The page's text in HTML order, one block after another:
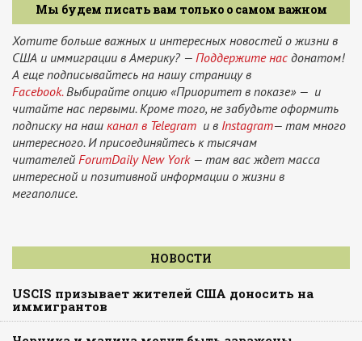
Мы будем писать вам только о самом важном
Хотите больше важных и интересных новостей о жизни в
США и иммиграции в Америку? — Поддержите нас донатом!
А еще подписывайтесь на нашу страницу в
Facebook.Выбирайте опцию «Приоритет в показе» — и
читайте нас первыми. Кроме того, не забудьте оформить
подписку на наш канал в Telegram и в Instagram— там много
интересного. И присоединяйтесь к тысячам
читателей ForumDaily New York— там вас ждет масса
интересной и позитивной информации о жизни в
мегаполисе.
НОВОСТИ
USCIS призывает жителей США доносить на
иммигрантов